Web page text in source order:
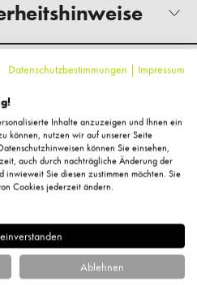
Datenschutzbestimmungen | Impressum
Inhalte anzuzeigen und Ihnen ein
können, nutzen wir auf unserer Seite
können Sie einsehen,
auch durch nachträgliche Änderung der
inwieweit Sie diesen zustimmen möchten. Sie
Cookies jederzeit ändern.
Ablehnen